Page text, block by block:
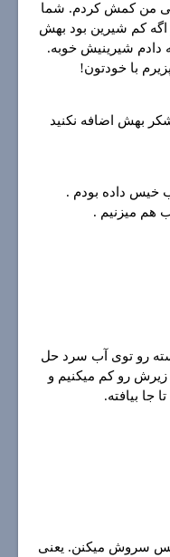
داریم ولی من کمش کردم. شما
اگه کم شیرین بود بهش
دادم شیرینیش خوبه.
با خودتون!
بهش اضافه نکنید
خیس داده بودم .
هم میزنیم .
رو توی آب سرد حل
زیرش رو کم میکنیم و
سروش میکنن. یعنی